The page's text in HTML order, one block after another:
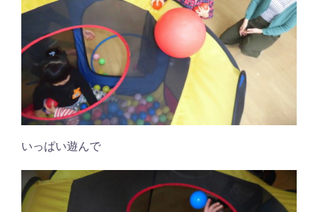
いっぱい遊んで